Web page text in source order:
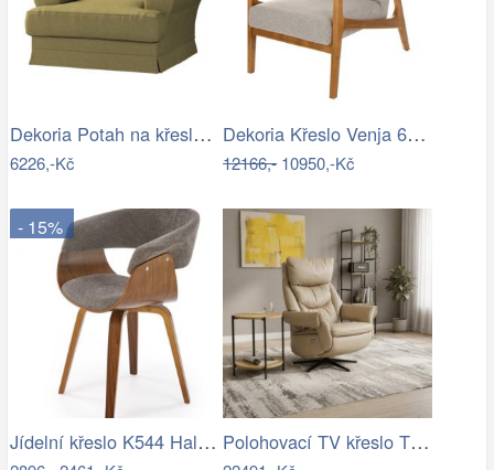
Dekoria Potah na křeslo IKEA Ekeskog,…
6226,-Kč
Dekoria Křeslo Venja 66x88x82cm, 66 x…
12166,-10950,-Kč
- 15%
Jídelní křeslo K544 Halmar Polohovací TV křeslo TV-B3980 Autronic